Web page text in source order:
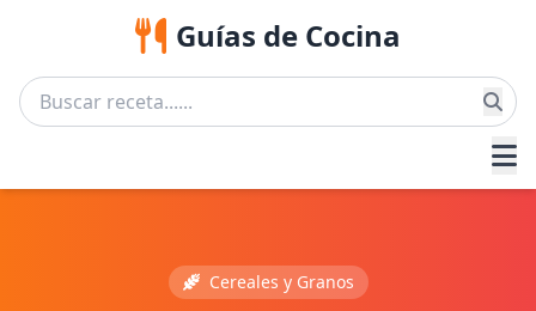
Guías de Cocina
Cereales y Granos